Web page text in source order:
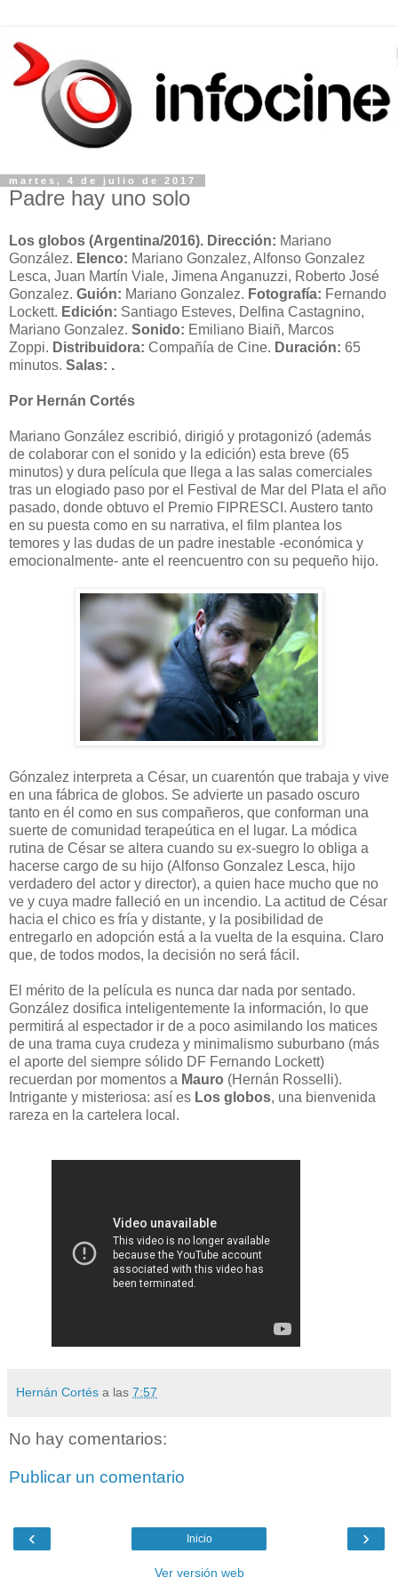
martes, 4 de julio de 2017
Padre hay uno solo
Los globos (Argentina/2016). Dirección: Mariano
González. Elenco: Mariano Gonzalez, Alfonso Gonzalez
Lesca, Juan Martín Viale, Jimena Anganuzzi, Roberto José
Gonzalez. Guión: Mariano Gonzalez. Fotografía: Fernando
Lockett. Edición: Santiago Esteves, Delfina Castagnino,
Mariano Gonzalez. Sonido: Emiliano Biaiñ, Marcos
Zoppi. Distribuidora: Compañía de Cine. Duración: 65
minutos. Salas: .
Por Hernán Cortés
Mariano González escribió, dirigió y protagonizó (además
de colaborar con el sonido y la edición) esta breve (65
minutos) y dura película que llega a las salas comerciales
tras un elogiado paso por el Festival de Mar del Plata el año
pasado, donde obtuvo el Premio FIPRESCI. Austero tanto
en su puesta como en su narrativa, el film plantea los
temores y las dudas de un padre inestable -económica y
emocionalmente- ante el reencuentro con su pequeño hijo.
Gónzalez interpreta a César, un cuarentón que trabaja y vive
en una fábrica de globos. Se advierte un pasado oscuro
tanto en él como en sus compañeros, que conforman una
suerte de comunidad terapeútica en el lugar. La módica
rutina de César se altera cuando su ex-suegro lo obliga a
hacerse cargo de su hijo (Alfonso Gonzalez Lesca, hijo
verdadero del actor y director), a quien hace mucho que no
ve y cuya madre falleció en un incendio. La actitud de César
hacia el chico es fría y distante, y la posibilidad de
entregarlo en adopción está a la vuelta de la esquina. Claro
que, de todos modos, la decisión no será fácil.
El mérito de la película es nunca dar nada por sentado.
González dosifica inteligentemente la información, lo que
permitirá al espectador ir de a poco asimilando los matices
de una trama cuya crudeza y minimalismo suburbano (más
el aporte del siempre sólido DF Fernando Lockett)
recuerdan por momentos a Mauro (Hernán Rosselli).
Intrigante y misteriosa: así es Los globos, una bienvenida
rareza en la cartelera local.
Hernán Cortés a las 7:57
No hay comentarios:
Publicar un comentario
‹ ›
Inicio
Ver versión web